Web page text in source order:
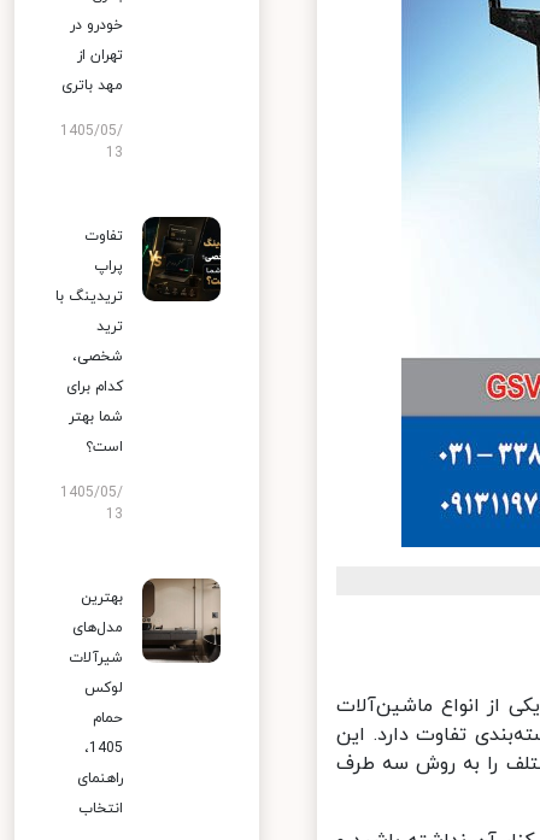
انواع ماشین‌آلات
تفاوت دارد. این
را به روش سه طرف
خودرو در
تهران از
مهد باتری
1405/05/
13
تفاوت
پراپ
تریدینگ با
ترید
شخصی،
کدام برای
شما بهتر
است؟
1405/05/
13
بهترین
مدل‌های
شیرآلات
لوکس
حمام
1405،
راهنمای
انتخاب